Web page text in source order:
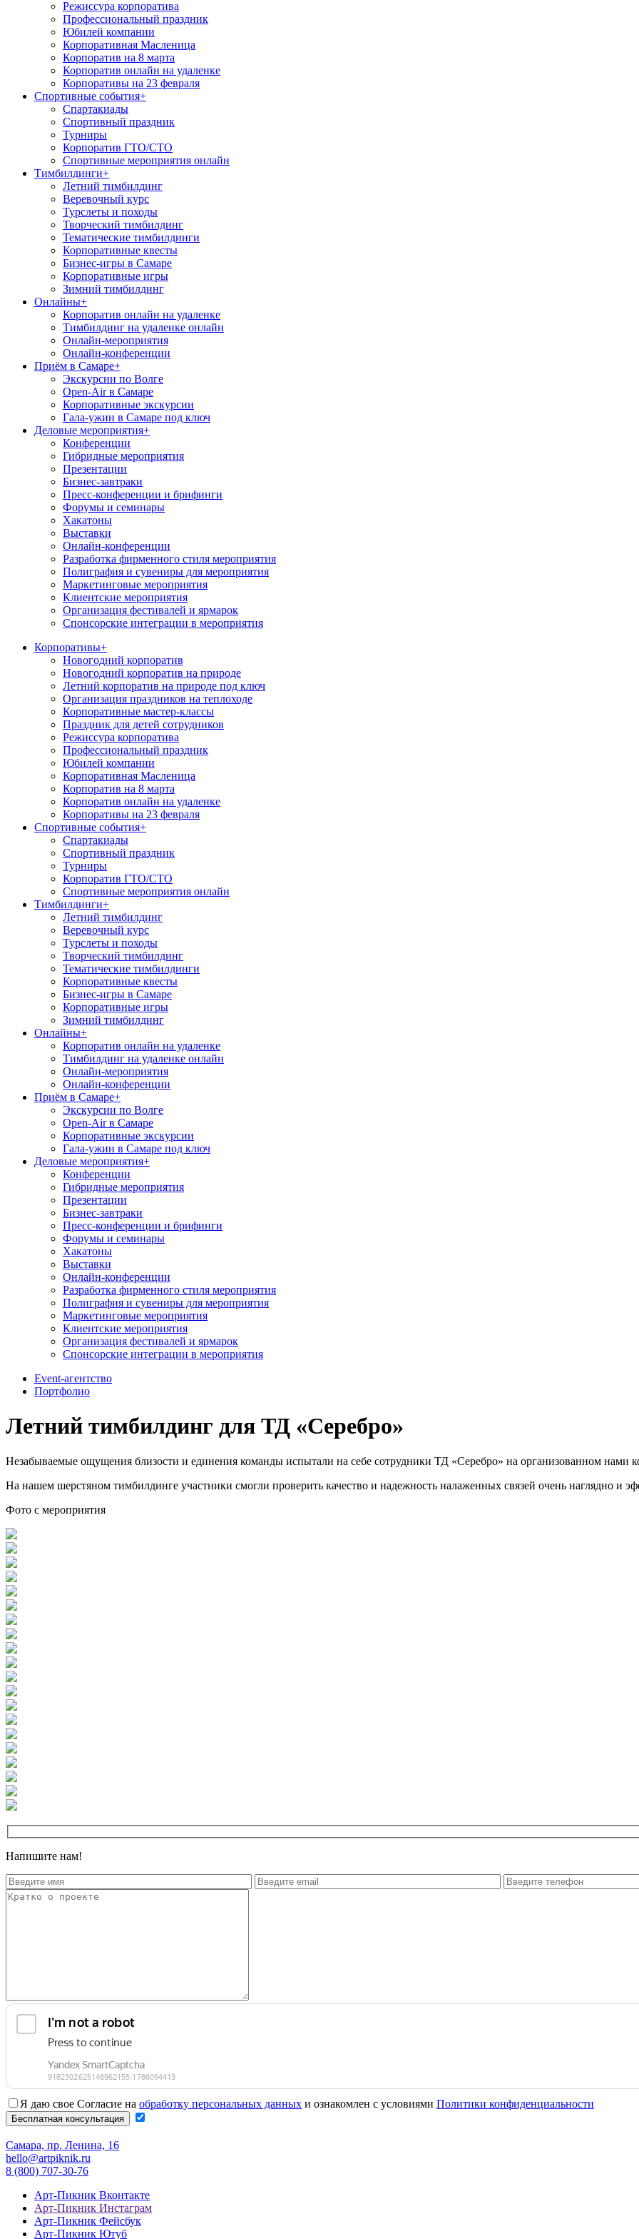
Режиссура корпоратива
Профессиональный праздник
Юбилей компании
Корпоративная Масленица
Корпоратив на 8 марта
Корпоратив онлайн на удаленке
Корпоративы на 23 февраля
Спортивные события+
Спартакиады
Спортивный праздник
Турниры
Корпоратив ГТО/СТО
Спортивные мероприятия онлайн
Тимбилдинги+
Летний тимбилдинг
Веревочный курс
Турслеты и походы
Творческий тимбилдинг
Тематические тимбилдинги
Корпоративные квесты
Бизнес-игры в Самаре
Корпоративные игры
Зимний тимбилдинг
Онлайны+
Корпоратив онлайн на удаленке
Тимбилдинг на удаленке онлайн
Онлайн-мероприятия
Онлайн-конференции
Приём в Самаре+
Экскурсии по Волге
Open-Air в Самаре
Корпоративные экскурсии
Гала-ужин в Самаре под ключ
Деловые мероприятия+
Конференции
Гибридные мероприятия
Презентации
Бизнес-завтраки
Пресс-конференции и брифинги
Форумы и семинары
Хакатоны
Выставки
Онлайн-конференции
Разработка фирменного стиля мероприятия
Полиграфия и сувениры для мероприятия
Маркетинговые мероприятия
Клиентские мероприятия
Организация фестивалей и ярмарок
Спонсорские интеграции в мероприятия
Корпоративы+
Новогодний корпоратив
Новогодний корпоратив на природе
Летний корпоратив на природе под ключ
Организация праздников на теплоходе
Корпоративные мастер-классы
Праздник для детей сотрудников
Режиссура корпоратива
Профессиональный праздник
Юбилей компании
Корпоративная Масленица
Корпоратив на 8 марта
Корпоратив онлайн на удаленке
Корпоративы на 23 февраля
Спортивные события+
Спартакиады
Спортивный праздник
Турниры
Корпоратив ГТО/СТО
Спортивные мероприятия онлайн
Тимбилдинги+
Летний тимбилдинг
Веревочный курс
Турслеты и походы
Творческий тимбилдинг
Тематические тимбилдинги
Корпоративные квесты
Бизнес-игры в Самаре
Корпоративные игры
Зимний тимбилдинг
Онлайны+
Корпоратив онлайн на удаленке
Тимбилдинг на удаленке онлайн
Онлайн-мероприятия
Онлайн-конференции
Приём в Самаре+
Экскурсии по Волге
Open-Air в Самаре
Корпоративные экскурсии
Гала-ужин в Самаре под ключ
Деловые мероприятия+
Конференции
Гибридные мероприятия
Презентации
Бизнес-завтраки
Пресс-конференции и брифинги
Форумы и семинары
Хакатоны
Выставки
Онлайн-конференции
Разработка фирменного стиля мероприятия
Полиграфия и сувениры для мероприятия
Маркетинговые мероприятия
Клиентские мероприятия
Организация фестивалей и ярмарок
Спонсорские интеграции в мероприятия
Event-агентство
Портфолио
Летний тимбилдинг для ТД «Серебро»
Незабываемые ощущения близости и единения команды испытали на себе сотрудники ТД «Серебро» на организованном нами
На нашем шерстяном тимбилдинге участники смогли проверить качество и надежность налаженных связей очень наглядно и
Фото с мероприятия
Напишите нам!
Я даю свое Согласие на обработку персональных данных и ознакомлен с условиями Политики конфиденциальности
Самара, пр. Ленина, 16
hello@artpiknik.ru
8 (800) 707-30-76
Арт-Пикник Вконтакте
Арт-Пикник Инстаграм
Арт-Пикник Фейсбук
Арт-Пикник Ютуб